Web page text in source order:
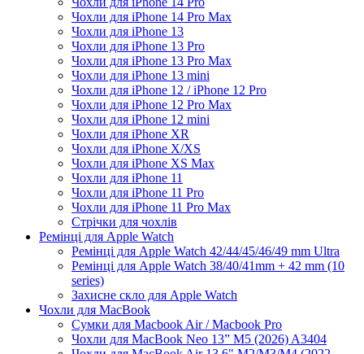
Чохли для iPhone 14 Pro Max
Чохли для iPhone 13
Чохли для iPhone 13 Pro
Чохли для iPhone 13 Pro Max
Чохли для iPhone 13 mini
Чохли для iPhone 12 / iPhone 12 Pro
Чохли для iPhone 12 Pro Max
Чохли для iPhone 12 mini
Чохли для iPhone XR
Чохли для iPhone X/XS
Чохли для iPhone XS Max
Чохли для iPhone 11
Чохли для iPhone 11 Pro
Чохли для iPhone 11 Pro Max
Стрічки для чохлів
Ремінці для Apple Watch
Ремінці для Apple Watch 42/44/45/46/49 mm Ultra
Ремінці для Apple Watch 38/40/41mm + 42 mm (10
series)
Захисне скло для Apple Watch
Чохли для MacBook
Сумки для Macbook Air / Macbook Pro
Чохли для MacBook Neo 13” M5 (2026) A3404